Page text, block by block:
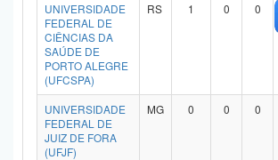
UNIVERSIDADE
FEDERAL DE
CIÊNCIAS DA
SAÚDE DE
PORTO ALEGRE
(UFCSPA)
RS 1 0 0
UNIVERSIDADE
FEDERAL DE
JUIZ DE FORA
(UFJF)
MG 0 0 0